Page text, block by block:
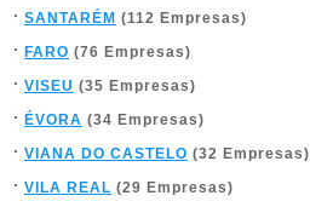
SANTARÉM (112 Empresas)
FARO (76 Empresas)
VISEU (35 Empresas)
ÉVORA (34 Empresas)
VIANA DO CASTELO (32 Empresas)
VILA REAL (29 Empresas)